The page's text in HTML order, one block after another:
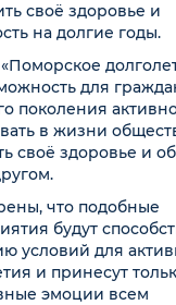
своё здоровье и
на долгие годы.
для
поколения
в жизни
своё здоровье и
что подобные
будут
условий для
и принесут
эмоции всем